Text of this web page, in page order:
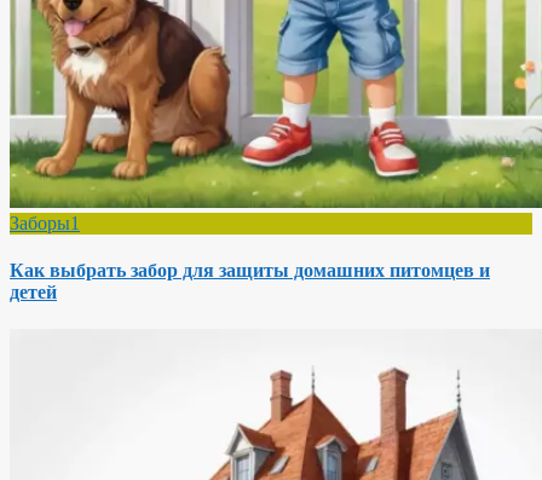
Заборы1
Как выбрать забор для защиты домашних питомцев и
детей